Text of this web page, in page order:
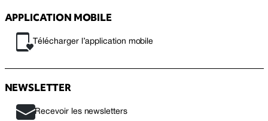
APPLICATION MOBILE
Télécharger l’application mobile
NEWSLETTER
Recevoir les newsletters